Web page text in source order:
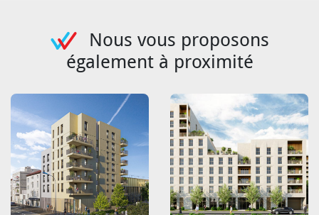
Nous vous proposons
également à proximité